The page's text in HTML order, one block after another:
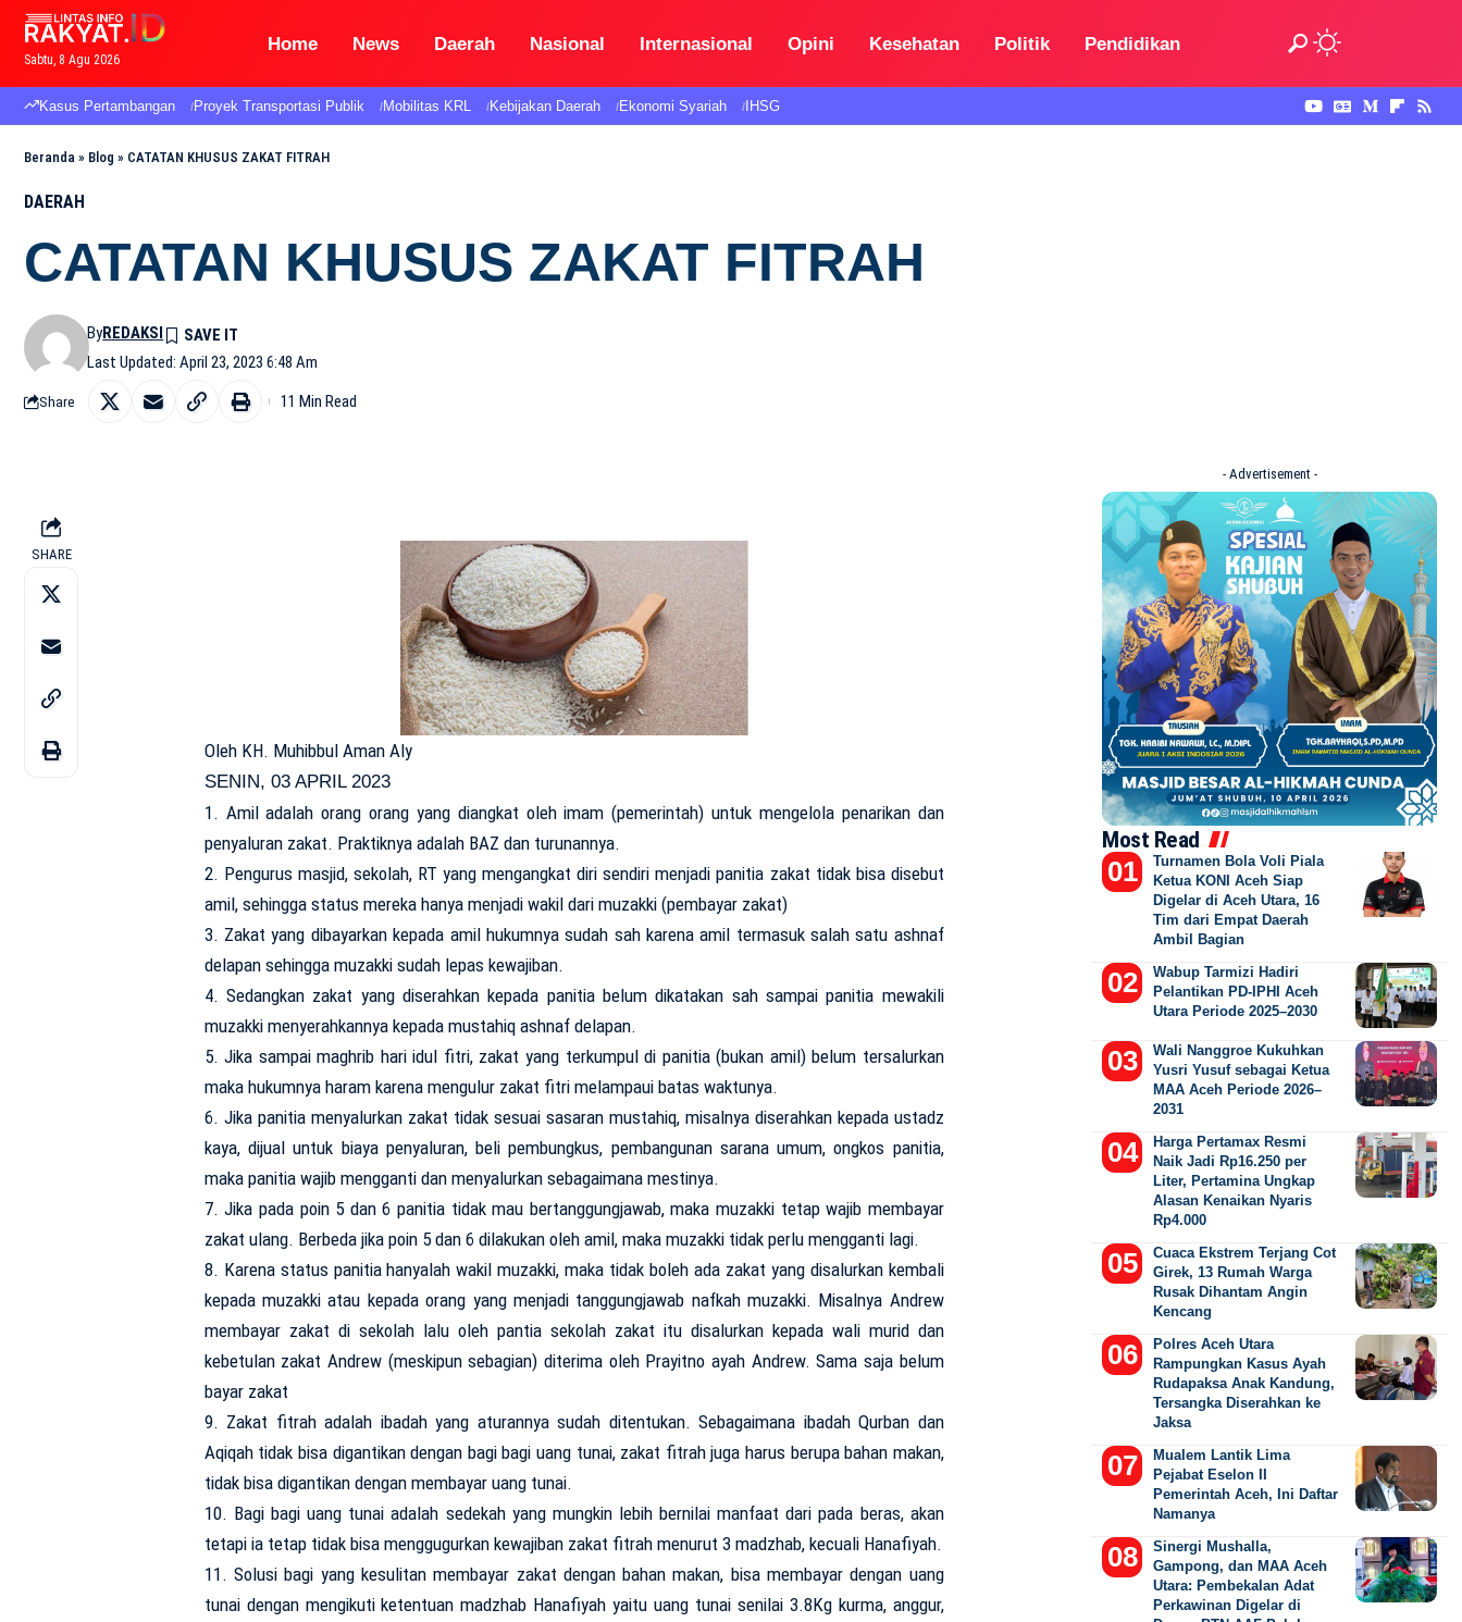
Sabtu, 8 Agu 2026
Home News Daerah Nasional Internasional Opini Kesehatan Politik Pendidikan
Kasus Pertambangan Proyek Transportasi Publik Mobilitas KRL Kebijakan Daerah Ekonomi Syariah IHSG
Beranda » Blog » CATATAN KHUSUS ZAKAT FITRAH
DAERAH
CATATAN KHUSUS ZAKAT FITRAH
Last Updated: April 23, 2023 6:48 Am
ByREDAKSI
Share 11 Min Read
SHARE
Oleh KH. Muhibbul Aman Aly
SENIN, 03 APRIL 2023
1. Amil adalah orang orang yang diangkat oleh imam (pemerintah) untuk mengelola penarikan dan
penyaluran zakat. Praktiknya adalah BAZ dan turunannya.
2. Pengurus masjid, sekolah, RT yang mengangkat diri sendiri menjadi panitia zakat tidak bisa disebut
amil, sehingga status mereka hanya menjadi wakil dari muzakki (pembayar zakat)
3. Zakat yang dibayarkan kepada amil hukumnya sudah sah karena amil termasuk salah satu ashnaf
delapan sehingga muzakki sudah lepas kewajiban.
4. Sedangkan zakat yang diserahkan kepada panitia belum dikatakan sah sampai panitia mewakili
muzakki menyerahkannya kepada mustahiq ashnaf delapan.
5. Jika sampai maghrib hari idul fitri, zakat yang terkumpul di panitia (bukan amil) belum tersalurkan
maka hukumnya haram karena mengulur zakat fitri melampaui batas waktunya.
6. Jika panitia menyalurkan zakat tidak sesuai sasaran mustahiq, misalnya diserahkan kepada ustadz
kaya, dijual untuk biaya penyaluran, beli pembungkus, pembangunan sarana umum, ongkos panitia,
maka panitia wajib mengganti dan menyalurkan sebagaimana mestinya.
7. Jika pada poin 5 dan 6 panitia tidak mau bertanggungjawab, maka muzakki tetap wajib membayar
zakat ulang. Berbeda jika poin 5 dan 6 dilakukan oleh amil, maka muzakki tidak perlu mengganti lagi.
8. Karena status panitia hanyalah wakil muzakki, maka tidak boleh ada zakat yang disalurkan kembali
kepada muzakki atau kepada orang yang menjadi tanggungjawab nafkah muzakki. Misalnya Andrew
membayar zakat di sekolah lalu oleh pantia sekolah zakat itu disalurkan kepada wali murid dan
kebetulan zakat Andrew (meskipun sebagian) diterima oleh Prayitno ayah Andrew. Sama saja belum
bayar zakat
9. Zakat fitrah adalah ibadah yang aturannya sudah ditentukan. Sebagaimana ibadah Qurban dan
Aqiqah tidak bisa digantikan dengan bagi bagi uang tunai, zakat fitrah juga harus berupa bahan makan,
tidak bisa digantikan dengan membayar uang tunai.
10. Bagi bagi uang tunai adalah sedekah yang mungkin lebih bernilai manfaat dari pada beras, akan
tetapi ia tetap tidak bisa menggugurkan kewajiban zakat fitrah menurut 3 madzhab, kecuali Hanafiyah.
11. Solusi bagi yang kesulitan membayar zakat dengan bahan makan, bisa membayar dengan uang
tunai dengan mengikuti ketentuan madzhab Hanafiyah yaitu uang tunai senilai 3.8Kg kurma, anggur,
- Advertisement -
Most Read
Turnamen Bola Voli Piala
Ketua KONI Aceh Siap
Digelar di Aceh Utara, 16
Tim dari Empat Daerah
Ambil Bagian
Wabup Tarmizi Hadiri
Pelantikan PD-IPHI Aceh
Utara Periode 2025–2030
Wali Nanggroe Kukuhkan
Yusri Yusuf sebagai Ketua
MAA Aceh Periode 2026–
2031
Harga Pertamax Resmi
Naik Jadi Rp16.250 per
Liter, Pertamina Ungkap
Alasan Kenaikan Nyaris
Rp4.000
Cuaca Ekstrem Terjang Cot
Girek, 13 Rumah Warga
Rusak Dihantam Angin
Kencang
Polres Aceh Utara
Rampungkan Kasus Ayah
Rudapaksa Anak Kandung,
Tersangka Diserahkan ke
Jaksa
Mualem Lantik Lima
Pejabat Eselon II
Pemerintah Aceh, Ini Daftar
Namanya
Sinergi Mushalla,
Gampong, dan MAA Aceh
Utara: Pembekalan Adat
Perkawinan Digelar di